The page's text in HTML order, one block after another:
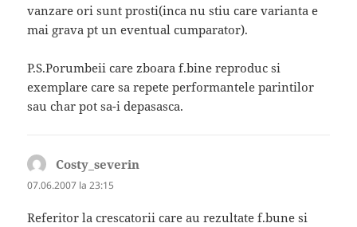
vanzare ori sunt prosti(inca nu stiu care varianta e
mai grava pt un eventual cumparator).
P.S.Porumbeii care zboara f.bine reproduc si
exemplare care sa repete performantele parintilor
sau char pot sa-i depasasca.
Costy_severin
07.06.2007 la 23:15
Referitor la crescatorii care au rezultate f.bune si